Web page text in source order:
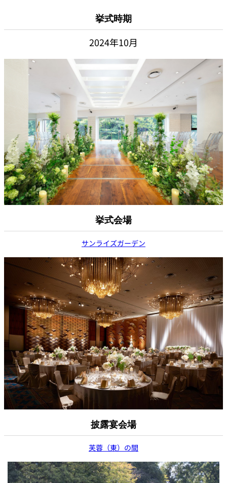
挙式時期
2024年10月
挙式会場
サンライズガーデン
披露宴会場
芙蓉（東）の間